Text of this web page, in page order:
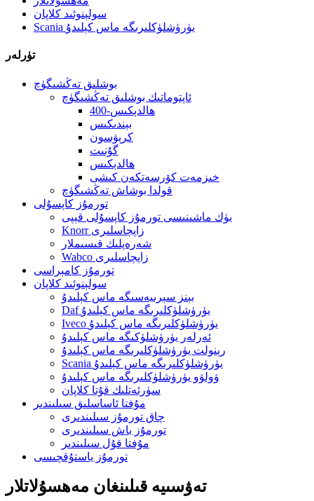
سولېنوئىد كلاپان
Scania يۈرۈشلۈكلىرىگە ماس كېلىدۇ
تۈرلەر
بوشلىق تەڭشىگۈچ
ئاپتوماتىك بوشلىق تەڭشىگۈچ
400-ھالدېكىس
بېندىكىس
كرېۋسون
گۇنىت
ھالدېكىس
خىزمەت كۆرسەتكەن كىشى
قولدا بوشاش تەڭشىگۈچ
تورمۇز كاپسۇلى
يۈك ماشىنىسى تورمۇز كاپسۇلى قېپى
Knorr زاپچاسلىرى
شەرەپلىك قىسىملار
Wabco زاپچاسلىرى
تورمۇز كامېراسى
سولېنوئىد كلاپان
بېنز سېرىيەسىگە ماس كېلىدۇ
Daf يۈرۈشلۈكلىرىگە ماس كېلىدۇ
Iveco يۈرۈشلۈكلىرىگە ماس كېلىدۇ
ئەرلەر يۈرۈشلۈكىگە ماس كېلىدۇ
رېنولت يۈرۈشلۈكلىرىگە ماس كېلىدۇ
Scania يۈرۈشلۈكلىرىگە ماس كېلىدۇ
ۋولۋو يۈرۈشلۈكلىرىگە ماس كېلىدۇ
سۈرئەتلىك قۇتا كلاپان
مۇفتا ئاساسلىق سىلىندىر
چاق تورمۇز سىلىندىرى
تورمۇز باش سىلىندىرى
مۇفتا قۇل سىلىندىر
تورمۇز ياستۇقچىسى
تەۋسىيە قىلىنغان مەھسۇلاتلار